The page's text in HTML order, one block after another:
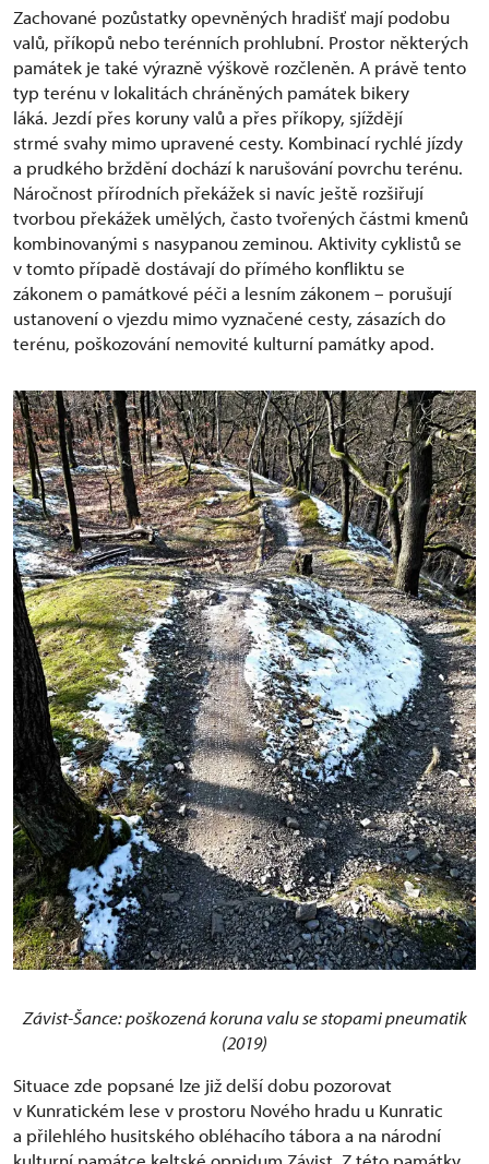
Zachované pozůstatky opevněných hradišť mají podobu
valů, příkopů nebo terénních prohlubní. Prostor některých
památek je také výrazně výškově rozčleněn. A právě tento
typ terénu v lokalitách chráněných památek bikery
láká. Jezdí přes koruny valů a přes příkopy, sjíždějí
strmé svahy mimo upravené cesty. Kombinací rychlé jízdy
a prudkého brždění dochází k narušování povrchu terénu.
Náročnost přírodních překážek si navíc ještě rozšiřují
tvorbou překážek umělých, často tvořených částmi kmenů
kombinovanými s nasypanou zeminou. Aktivity cyklistů se
v tomto případě dostávají do přímého konfliktu se
zákonem o památkové péči a lesním zákonem – porušují
ustanovení o vjezdu mimo vyznačené cesty, zásazích do
terénu, poškozování nemovité kulturní památky apod.
Závist-Šance: poškozená koruna valu se stopami pneumatik
(2019)
Situace zde popsané lze již delší dobu pozorovat
v Kunratickém lese v prostoru Nového hradu u Kunratic
a přilehlého husitského obléhacího tábora a na národní